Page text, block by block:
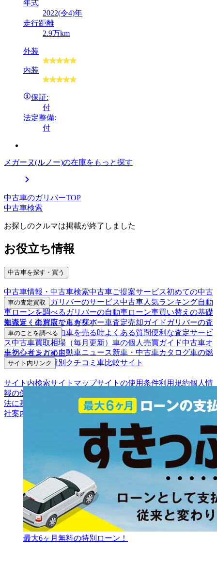
年式
2022(令4)年
走行距離
2.9万km
外装
内装
保証:
付
法定整備:
付
メガーヌ(ルノー)の在庫をもっと探す
中古車のガリバーTOP
中古車検索
お探しのクルマは掲載が終了しました
お役立ち情報
中古車を探す・買う
中古車情報・中古車検索中古車ご提案サービス初めての中古
車購入ガイド
ガリバーのサービス中古車人気ランキング自動
車ローンを調べる ガリバーの自動車ローン車買い替えの基礎
知識近くのお店で車を探す
車の査定買取
車査定・車買取ならガリバー車査定売却ガイド ガリバーの査
定が選ばれる理由車を売る時よくある質問便利な査定サービ
ス中古車買取相場（毎月更新） 車の個人売買ガイド中古車オ
ークションガイド
車のことを調べる
車初心者まとめ自動車ニュース新車・中古車カタログ車の燃
費を調べる車種別クチコミ 車比較サイト
サイト内リンク
サイト内検索サイトマップサイトの使用条件利用規約個人情
報の保護について
法に基づく表示
アフィリエイトパートナー募集お客様の声会
社案内
最大6ヶ月無料の特別ローン！